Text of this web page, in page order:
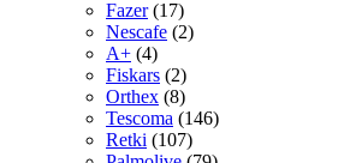
Fazer (17)
Nescafe (2)
A+ (4)
Fiskars (2)
Orthex (8)
Tescoma (146)
Retki (107)